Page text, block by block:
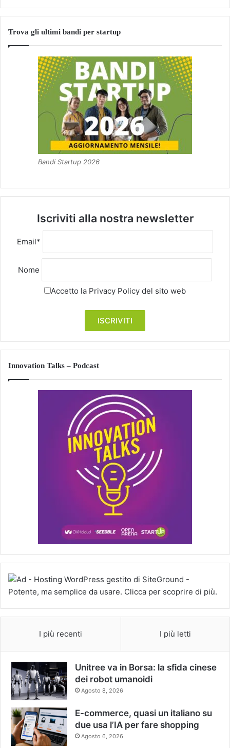
Trova gli ultimi bandi per startup
Bandi Startup 2026
Iscriviti alla nostra newsletter
Email*
Nome
Accetto la Privacy Policy del sito web
Innovation Talks – Podcast
I più recenti I più letti
Unitree va in Borsa: la sfida cinese
dei robot umanoidi
Agosto 8, 2026
E-commerce, quasi un italiano su
due usa l’IA per fare shopping
Agosto 6, 2026